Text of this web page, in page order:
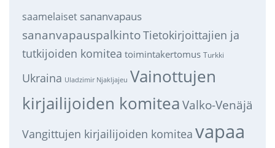
saamelaiset sananvapaus
sananvapauspalkintoTietokirjoittajien ja
tutkijoiden komitea toimintakertomus Turkki
Ukraina Uladzimir Njakljajeu Vainottujen
kirjailijoiden komitea Valko-Venäjä
Vangittujen kirjailijoiden komitea vapaa